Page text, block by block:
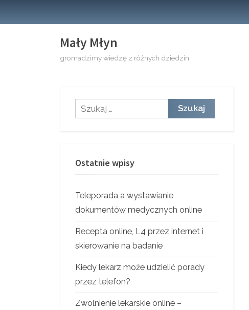
to
Mały Młyn
gromadzimy wiedzę z różnych dziedzin
Szukaj:
Ostatnie wpisy
Teleporada a wystawianie
dokumentów medycznych online
Recepta online, L4 przez internet i
skierowanie na badanie
Kiedy lekarz może udzielić porady
przez telefon?
Zwolnienie lekarskie online –